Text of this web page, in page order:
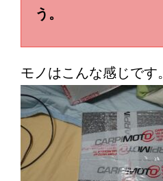
う。
モノはこんな感じです。